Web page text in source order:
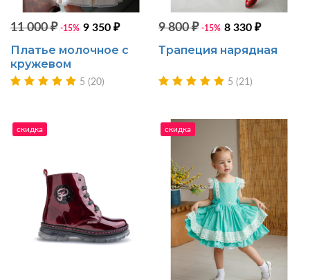
11 000 ₽ -15% 9 350 ₽
Платье молочное с
кружевом
5 (20)
9 800 ₽ -15% 8 330 ₽
Трапеция нарядная
5 (21)
скидка скидка